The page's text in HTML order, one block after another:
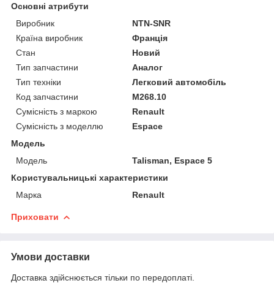
Основні атрибути
Виробник
NTN-SNR
Країна виробник
Франція
Стан
Новий
Тип запчастини
Аналог
Тип техніки
Легковий автомобіль
Код запчастини
M268.10
Сумісність з маркою
Renault
Сумісність з моделлю
Espace
Модель
Модель
Talisman, Espace 5
Користувальницькі характеристики
Марка
Renault
Приховати
Умови доставки
Доставка здійснюється тільки по передоплаті.